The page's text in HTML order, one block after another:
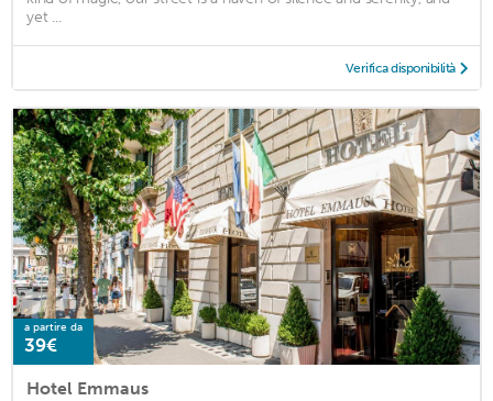
yet ...
Verifica disponibilità
a partire da
39€
Hotel Emmaus